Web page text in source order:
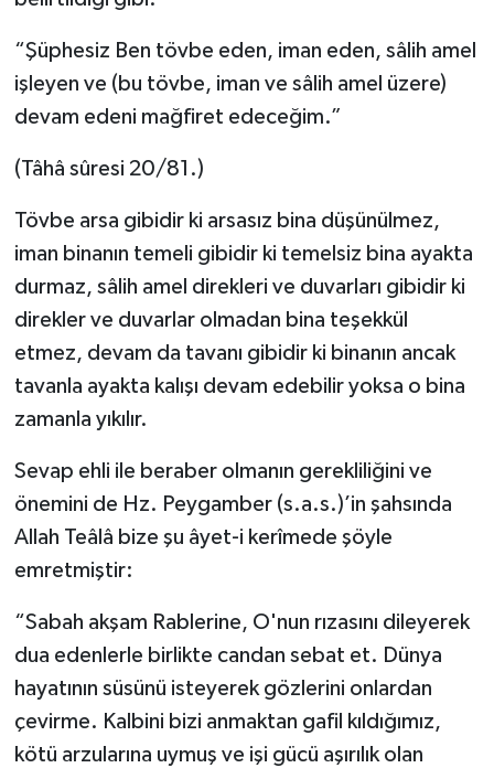
“Şüphesiz Ben tövbe eden, iman eden, sâlih amel
işleyen ve (bu tövbe, iman ve sâlih amel üzere)
devam edeni mağfiret edeceğim.”
(Tâhâ sûresi 20/81.)
Tövbe arsa gibidir ki arsasız bina düşünülmez,
iman binanın temeli gibidir ki temelsiz bina ayakta
durmaz, sâlih amel direkleri ve duvarları gibidir ki
direkler ve duvarlar olmadan bina teşekkül
etmez, devam da tavanı gibidir ki binanın ancak
tavanla ayakta kalışı devam edebilir yoksa o bina
zamanla yıkılır.
Sevap ehli ile beraber olmanın gerekliliğini ve
önemini de Hz. Peygamber (s.a.s.)’in şahsında
Allah Teâlâ bize şu âyet-i kerîmede şöyle
emretmiştir:
“Sabah akşam Rablerine, O'nun rızasını dileyerek
dua edenlerle birlikte candan sebat et. Dünya
hayatının süsünü isteyerek gözlerini onlardan
çevirme. Kalbini bizi anmaktan gafil kıldığımız,
kötü arzularına uymuş ve işi gücü aşırılık olan